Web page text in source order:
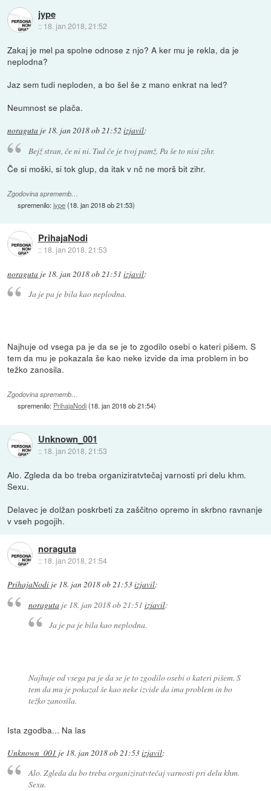
jype
:: 18. jan 2018, 21:52
Zakaj je mel pa spolne odnose z njo? A ker mu je rekla, da je
neplodna?
Jaz sem tudi neploden, a bo šel še z mano enkrat na led?
Neumnost se plača.
noraguta je 18. jan 2018 ob 21:52 izjavil:
Bejž stran, če ni ni. Tud če je tvoj pamž. Pa še to nisi zihr.
Če si moški, si tok glup, da itak v nč ne morš bit zihr.
Zgodovina sprememb…
spremenilo:jype(18. jan 2018 ob 21:53)
PrihajaNodi
:: 18. jan 2018, 21:53
noraguta je 18. jan 2018 ob 21:51 izjavil:
Ja je pa je bila kao neplodna.
Najhuje od vsega pa je da se je to zgodilo osebi o kateri pišem. S
tem da mu je pokazala še kao neke izvide da ima problem in bo
težko zanosila.
Zgodovina sprememb…
spremenilo: PrihajaNodi(18. jan 2018 ob 21:54)
Unknown_001
:: 18. jan 2018, 21:53
Alo. Zgleda da bo treba organiziratvtečaj varnosti pri delu khm.
Sexu.
Delavec je dolžan poskrbeti za zaščitno opremo in skrbno ravnanje
v vseh pogojih.
noraguta
:: 18. jan 2018, 21:54
PrihajaNodi je 18. jan 2018 ob 21:53izjavil:
noragutaje 18. jan 2018 ob 21:51 izjavil:
Ja je pa je bila kao neplodna.
Najhuje od vsega pa je da se je to zgodilo osebi o kateri pišem. S
tem da mu je pokazal še kao neke izvide da ima problem in bo
težko zanosila.
Ista zgodba... Na las
Unknown_001 je 18. jan 2018 ob 21:53izjavil:
Alo. Zgleda da bo treba organiziratvtečaj varnosti pri delu khm.
Sexu.